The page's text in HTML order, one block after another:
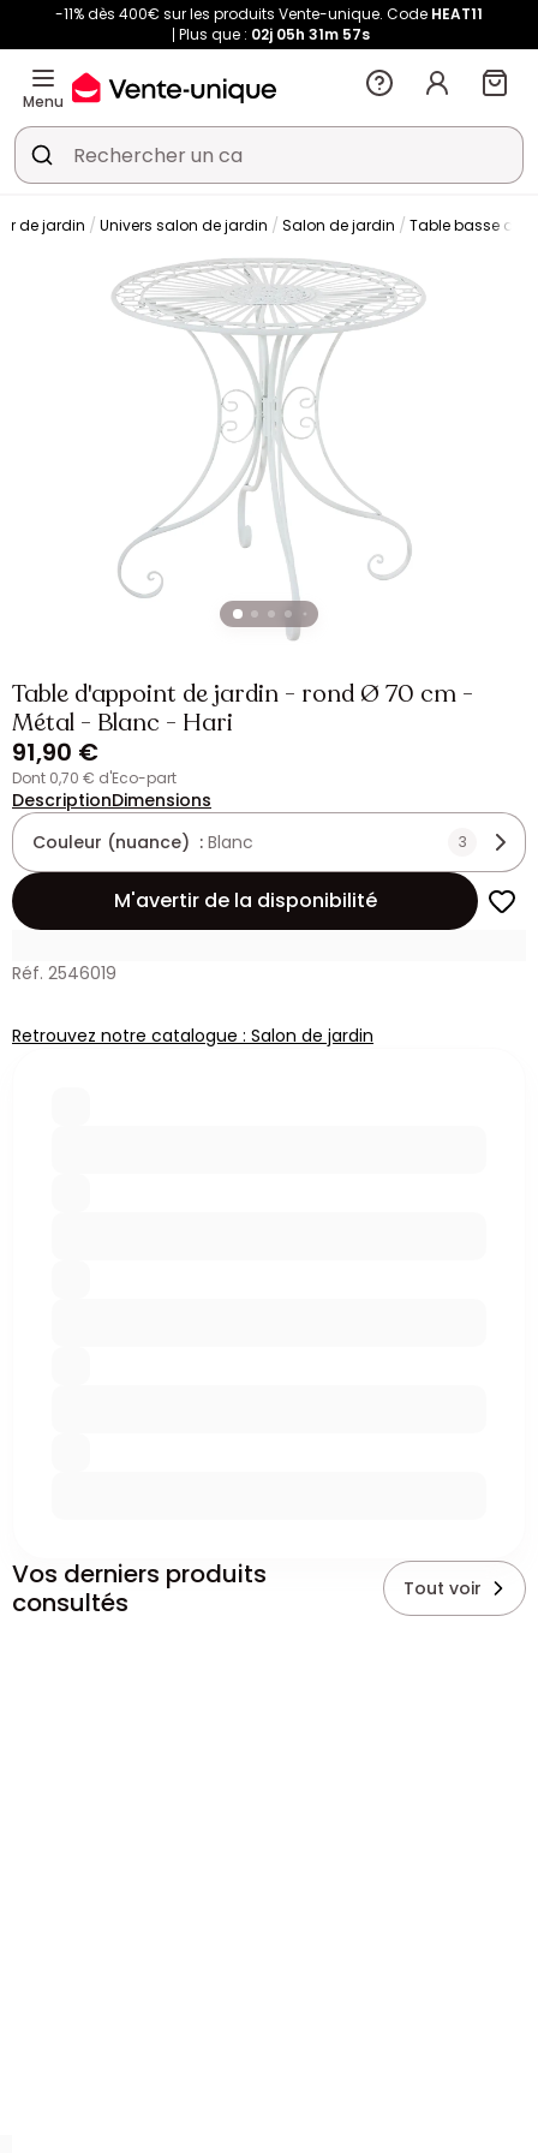
-11% dès 400€ sur les produits Vente-unique. Code HEAT11
Plus que : 02j 05h 31m 57s
Menu
de jardin Univers salon de jardin Salon de jardin Table basse de
Table d'appoint de jardin - rond Ø 70 cm -
Métal - Blanc - Hari
91,90 €
dont 0,70 € d'Eco-part
DescriptionDimensions
Couleur (nuance) : Blanc 3
M'avertir de la disponibilité
Réf. 2546019
Retrouvez notre catalogue : Salon de jardin
Vos derniers produits
consultés
Tout voir